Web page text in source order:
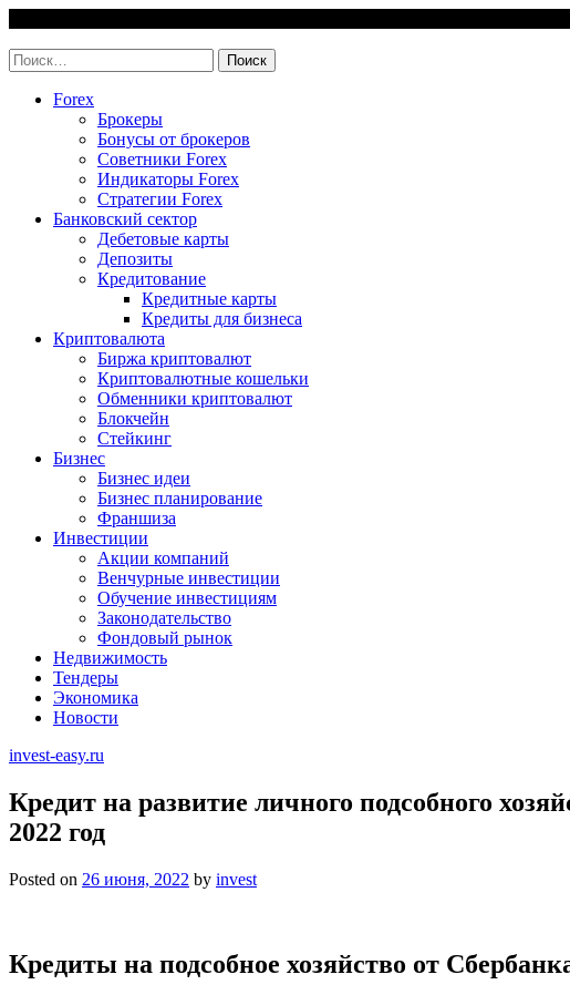
content
Найти:
Forex
Брокеры
Бонусы от брокеров
Советники Forex
Индикаторы Forex
Стратегии Forex
Банковский сектор
Дебетовые карты
Депозиты
Кредитование
Кредитные карты
Кредиты для бизнеса
Криптовалюта
Биржа криптовалют
Криптовалютные кошельки
Обменники криптовалют
Блокчейн
Стейкинг
Бизнес
Бизнес идеи
Бизнес планирование
Франшиза
Инвестиции
Акции компаний
Венчурные инвестиции
Обучение инвестициям
Законодательство
Фондовый рынок
Недвижимость
Тендеры
Экономика
Новости
invest-easy.ru
Кредит на развитие личного подсобного
2022 год
Posted on 26 июня, 2022 by invest
Кредиты на подсобное хозяйство от